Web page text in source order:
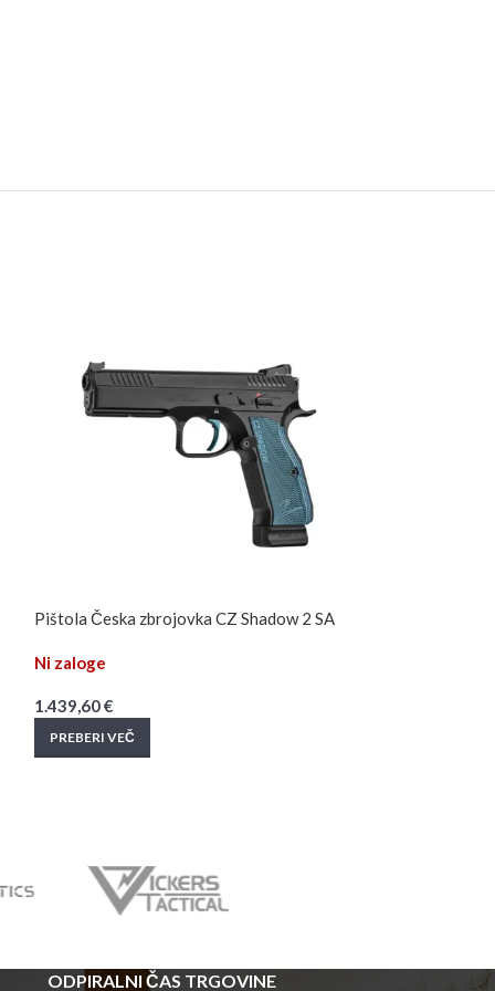
Pištola Česka zbrojovka CZ Shadow 2 SA
Ni zaloge
1.439,60€
PREBERI VEČ
ODPIRALNI ČAS TRGOVINE